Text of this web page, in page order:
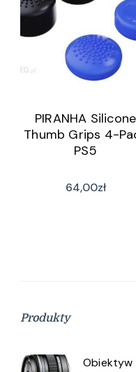
PIRANHA Silicone
Thumb Grips 4-
PS5
64,00zł
Produkty
Obiektyw